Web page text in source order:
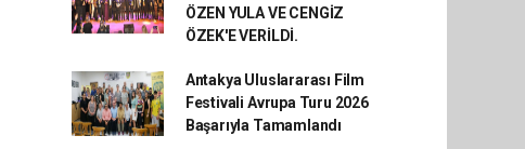
ÖZEN YULA VE CENGİZ
ÖZEK'E VERİLDİ.
Antakya Uluslararası Film
Festivali Avrupa Turu 2026
Başarıyla Tamamlandı